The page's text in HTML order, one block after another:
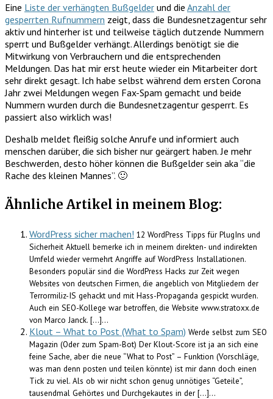
Eine Liste der verhängten Bußgelder und die Anzahl der
gesperrten Rufnummern zeigt, dass die Bundesnetzagentur sehr
aktiv und hinterher ist und teilweise täglich dutzende Nummern
sperrt und Bußgelder verhängt. Allerdings benötigt sie die
Mitwirkung von Verbrauchern und die entsprechenden
Meldungen. Das hat mir erst heute wieder ein Mitarbeiter dort
sehr direkt gesagt. Ich habe selbst während dem ersten Corona
Jahr zwei Meldungen wegen Fax-Spam gemacht und beide
Nummern wurden durch die Bundesnetzagentur gesperrt. Es
passiert also wirklich was!
Deshalb meldet fleißig solche Anrufe und informiert auch
menschen darüber, die sich bisher nur geärgert haben. Je mehr
Beschwerden, desto höher können die Bußgelder sein aka “die
Rache des kleinen Mannes”. 🙂
Ähnliche Artikel in meinem Blog:
WordPress sicher machen! 12 WordPress Tipps für PlugIns und
Sicherheit Aktuell bemerke ich in meinem direkten- und indirekten
Umfeld wieder vermehrt Angriffe auf WordPress Installationen.
Besonders populär sind die WordPress Hacks zur Zeit wegen
Websites von deutschen Firmen, die angeblich von Mitgliedern der
Terrormiliz-IS gehackt und mit Hass-Propaganda gespickt wurden.
Auch ein SEO-Kollege war betroffen, die Website www.stratoxx.de
von Marco Janck. […]...
Klout – What to Post (What to Spam) Werde selbst zum SEO
Magazin (Oder zum Spam-Bot) Der Klout-Score ist ja an sich eine
feine Sache, aber die neue “What to Post” – Funktion (Vorschläge,
was man denn posten und teilen könnte) ist mir dann doch einen
Tick zu viel. Als ob wir nicht schon genug unnötiges “Geteile”,
tausendmal Gehörtes und Durchgekautes in der […]...